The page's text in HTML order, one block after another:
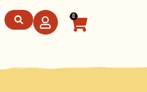
0